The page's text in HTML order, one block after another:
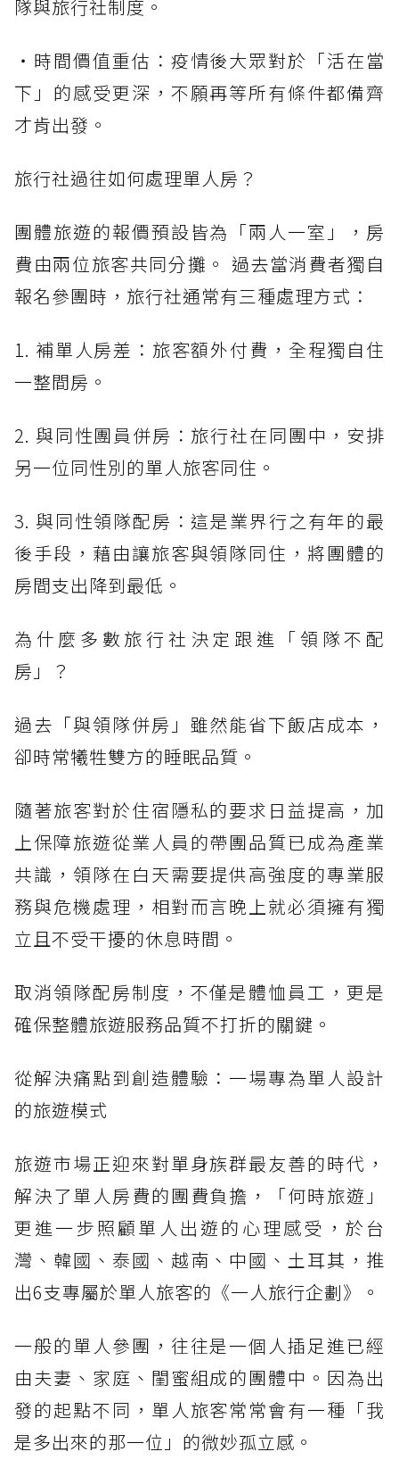
隊與旅行社制度。
・時間價值重估：疫情後大眾對於「活在當
下」的感受更深，不願再等所有條件都備齊
才肯出發。
旅行社過往如何處理單人房？
團體旅遊的報價預設皆為「兩人一室」，房
費由兩位旅客共同分攤。 過去當消費者獨自
報名參團時，旅行社通常有三種處理方式：
1. 補單人房差：旅客額外付費，全程獨自住
一整間房。
2. 與同性團員併房：旅行社在同團中，安排
另一位同性別的單人旅客同住。
3. 與同性領隊配房：這是業界行之有年的最
後手段，藉由讓旅客與領隊同住，將團體的
房間支出降到最低。
為什麼多數旅行社決定跟進「領隊不配
房」？
過去「與領隊併房」雖然能省下飯店成本，
卻時常犧牲雙方的睡眠品質。
隨著旅客對於住宿隱私的要求日益提高，加
上保障旅遊從業人員的帶團品質已成為產業
共識，領隊在白天需要提供高強度的專業服
務與危機處理，相對而言晚上就必須擁有獨
立且不受干擾的休息時間。
取消領隊配房制度，不僅是體恤員工，更是
確保整體旅遊服務品質不打折的關鍵。
從解決痛點到創造體驗：一場專為單人設計
的旅遊模式
旅遊市場正迎來對單身族群最友善的時代，
解決了單人房費的團費負擔，「何時旅遊」
更進一步照顧單人出遊的心理感受，於台
灣、韓國、泰國、越南、中國、土耳其，推
出6支專屬於單人旅客的《一人旅行企劃》。
一般的單人參團，往往是一個人插足進已經
由夫妻、家庭、閨蜜組成的團體中。因為出
發的起點不同，單人旅客常常會有一種「我
是多出來的那一位」的微妙孤立感。